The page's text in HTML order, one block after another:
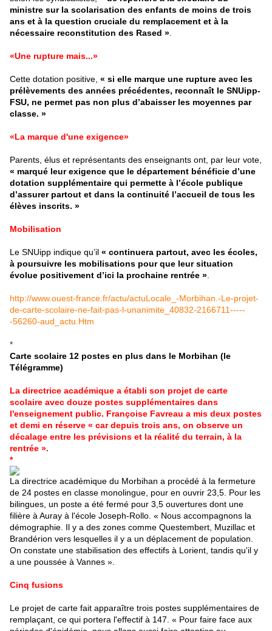
ministre sur la scolarisation des enfants de moins de trois
ans et à la question cruciale du remplacement et à la
nécessaire reconstitution des Rased »
«Une rupture mais...»
Cette dotation positive, « si elle marque une rupture avec les
prélèvements des années précédentes, reconnaît le SNUipp-
FSU, ne permet pas non plus d’abaisser les moyennes par
classe. »
«La marque d'une exigence»
Parents, élus et représentants des enseignants ont, par leur vote,
« marqué leur exigence que le département bénéficie d’une
dotation supplémentaire qui permette à l’école publique
d’assurer partout et dans la continuité l’accueil de tous les
élèves inscrits. »
Mobilisation
Le SNUipp indique qu’il « continuera partout, avec les écoles,
à poursuivre les mobilisations pour que leur situation
évolue positivement d’ici la prochaine rentrée »
http://www.ouest-france.fr/actu/actuLocale_-Morbihan.-Le-projet-
de-carte-scolaire-ne-fait-pas-l-unanimite_40832-2166711-----
-56260-aud_actu.Htm
*
Carte scolaire 12 postes en plus dans le Morbihan (le
Télégramme)
La directrice académique a établi son projet de carte
scolaire avec douze postes supplémentaires dans
l'enseignement public. Françoise Favreau a mis deux postes
et demi en réserve « car depuis trois ans, on observe un
décalage entre les prévisions et la réalité du terrain, à la
rentrée ».
*
L a directrice académique du Morbihan a procédé à la fermeture
de 24 postes en classe monolingue, pour en ouvrir 23,5. Pour les
bilingues, un poste a été fermé pour 3,5 ouvertures dont une
filière à Auray à l'école Joseph-Rollo. « Nous accompagnons la
démographie. Il y a des zones comme Questembert, Muzillac et
Brandérion vers lesquelles il y a un déplacement de population.
On constate une stabilisation des effectifs à Lorient, tandis qu'il y
a une poussée à Vannes ».
Cinq fusions
Le projet de carte fait apparaître trois postes supplémentaires de
remplaçant, ce qui portera l'effectif à 147. « Pour faire face aux